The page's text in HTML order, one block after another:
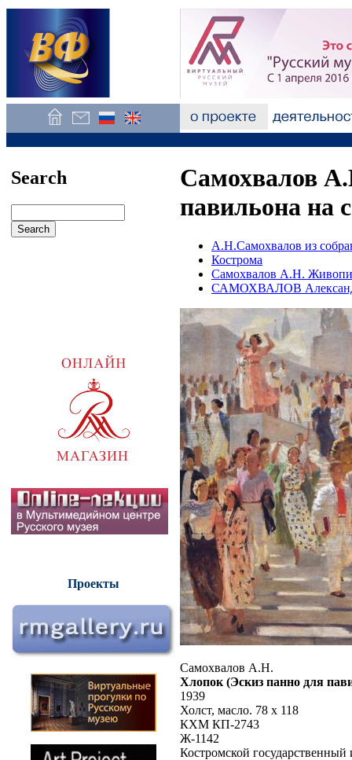
Search
Проекты
Самохвалов
павильона на
А.Н.Самохвалов из
Кострома
Самохвалов А.Н.
САМОХВАЛОВ
Самохвалов А.Н.
Хлопок (Эскиз панно для
1939
Холст, масло. 78 х 118
КХМ КП-2743
Ж-1142
Костромской